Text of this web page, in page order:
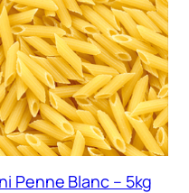
Penne Blanc – 5kg